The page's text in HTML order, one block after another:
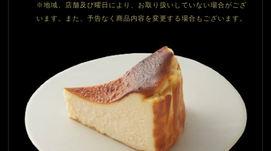
※地域、店舗及び曜日により、お取り扱いしていない場合がござ
います。また、予告なく商品内容を変更する場合もございます。